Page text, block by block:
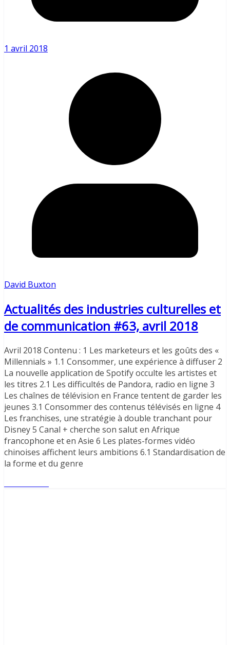
1 avril 2018
David Buxton
Actualités des industries culturelles et
de communication #63, avril 2018
Avril 2018 Contenu : 1 Les marketeurs et les goûts des «
Millennials » 1.1 Consommer, une expérience à diffuser 2
La nouvelle application de Spotify occulte les artistes et
les titres 2.1 Les difficultés de Pandora, radio en ligne 3
Les chaînes de télévision en France tentent de garder les
jeunes 3.1 Consommer des contenus télévisés en ligne 4
Les franchises, une stratégie à double tranchant pour
Disney 5 Canal + cherche son salut en Afrique
francophone et en Asie 6 Les plates-formes vidéo
chinoises affichent leurs ambitions 6.1 Standardisation de
la forme et du genre